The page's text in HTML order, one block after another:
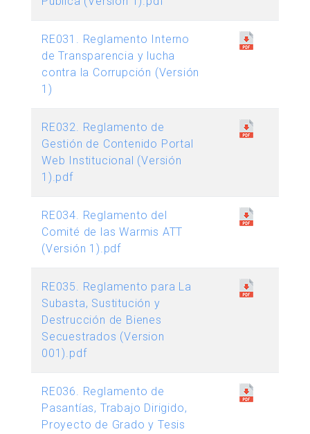
RE031. Reglamento Interno
de Transparencia y lucha
contra la Corrupción (Versión
1)
RE032. Reglamento de
Gestión de Contenido Portal
Web Institucional (Versión
1).pdf
RE034. Reglamento del
Comité de las Warmis ATT
(Versión 1).pdf
RE035. Reglamento para La
Subasta, Sustitución y
Destrucción de Bienes
Secuestrados (Version
001).pdf
RE036. Reglamento de
Pasantías, Trabajo Dirigido,
Proyecto de Grado y Tesis